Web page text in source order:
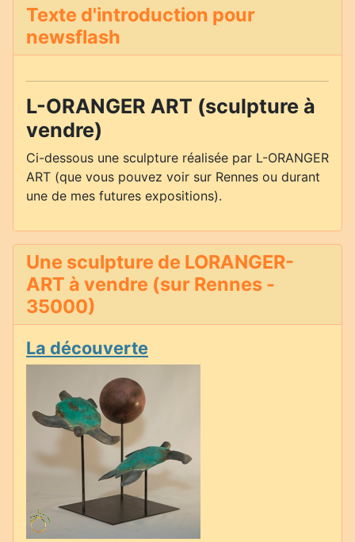
Texte d'introduction pour
newsflash
L-ORANGER ART (sculpture à
vendre)
Ci-dessous une sculpture réalisée par L-ORANGER
ART (que vous pouvez voir sur Rennes ou durant
une de mes futures expositions).
Une sculpture de LORANGER-
ART à vendre (sur Rennes -
35000)
La découverte